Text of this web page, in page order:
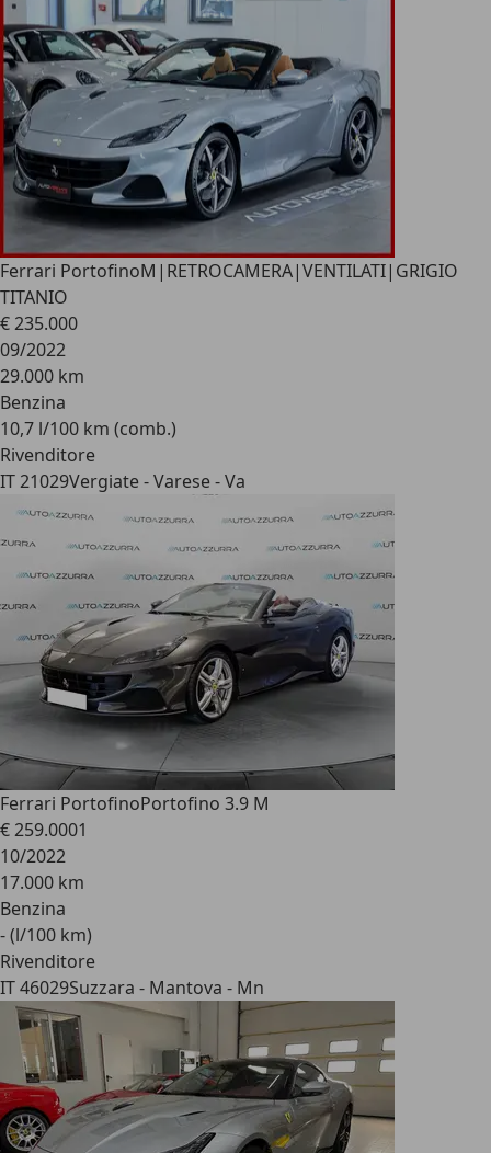
Ferrari PortofinoM|RETROCAMERA|VENTILATI|GRIGIO
TITANIO
€ 235.000
09/2022
29.000 km
Benzina
10,7 l/100 km (comb.)
Rivenditore
IT 21029Vergiate - Varese - Va
Ferrari PortofinoPortofino 3.9 M
€ 259.0001
10/2022
17.000 km
Benzina
- (l/100 km)
Rivenditore
IT 46029Suzzara - Mantova - Mn